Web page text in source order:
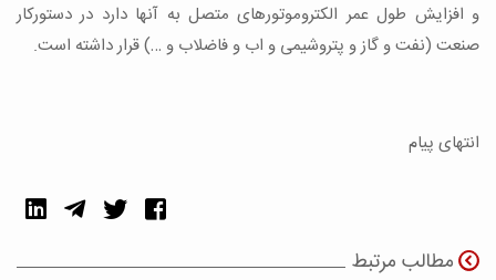
و افزایش طول عمر الکتروموتورهای متصل به آنها دارد در دستورکار
صنعت (نفت و گاز و پتروشیمی و اب و فاضلاب و …) قرار داشته است.
انتهای پیام
مطالب مرتبط